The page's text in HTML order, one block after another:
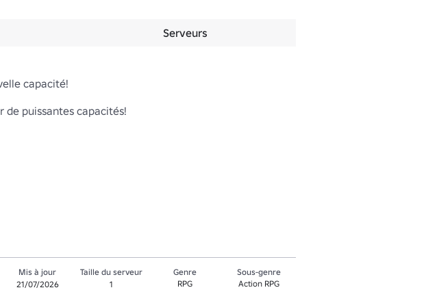
Serveurs
capacité!
puissantes capacités!
Mis à jour
21/07/2026
Taille du serveur
1
Genre
RPG
Sous-genre
Action RPG